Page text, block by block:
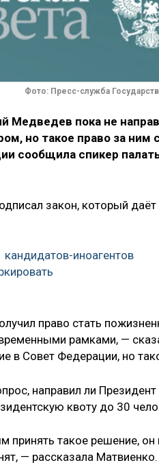
Фото: Пресс-служба
Медведев пока не
но такое право за ним
сообщила спикер
закон, который
иноагентов
право стать
рамками, —
в Совет Федерации, но
направил ли
квоту до 30
принять такое решение,
— рассказала